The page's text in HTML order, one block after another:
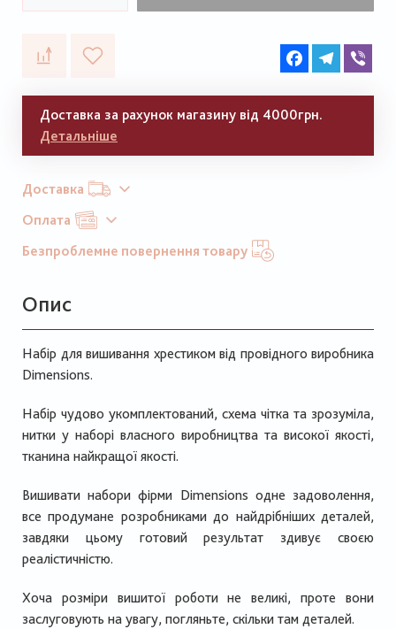
FacebookTelegram
Доставка за рахунок магазину від 4000грн.
Детальніше
Доставка
Оплата
Безпроблемне повернення товару
Опис
Набір для вишивання хрестиком від провідного виробника
Dimensions.
Набір чудово укомплектований, схема чітка та зрозуміла,
нитки у наборі власного виробництва та високої якості,
тканина найкращої якості.
Вишивати набори фірми Dimensions одне задоволення,
все продумане розробниками до найдрібніших деталей,
завдяки цьому готовий результат здивує своєю
реалістичністю.
Хоча розміри вишитої роботи не великі, проте вони
заслуговують на увагу, погляньте, скільки там деталей.